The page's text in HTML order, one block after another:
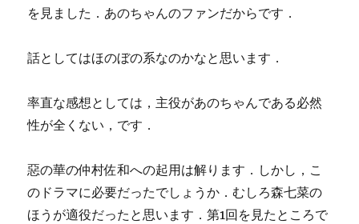
を見ました．あのちゃんのファンだからです．
話としてはほのぼの系なのかなと思います．
率直な感想としては，主役があのちゃんである必然
性が全くない，です．
惡の華の仲村佐和への起用は解ります．しかし，こ
のドラマに必要だったでしょうか．むしろ森七菜の
ほうが適役だったと思います．第1回を見たところで